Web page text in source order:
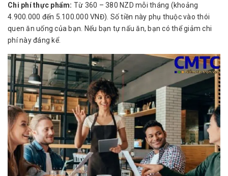
Chi phí thực phẩm: Từ 360 – 380 NZD mỗi tháng (khoảng
4.900.000 đến 5.100.000 VNĐ). Số tiền này phụ thuộc vào thói
quen ăn uống của bạn. Nếu bạn tự nấu ăn, bạn có thể giảm chi
phí này đáng kể.